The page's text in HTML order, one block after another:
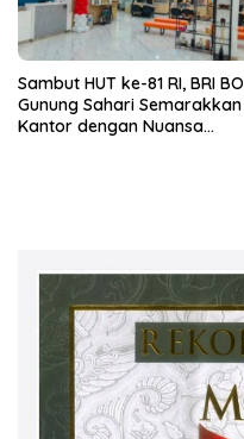
Sambut HUT ke-81 RI, BRI BO
Gunung Sahari Semarakkan
Kantor dengan Nuansa